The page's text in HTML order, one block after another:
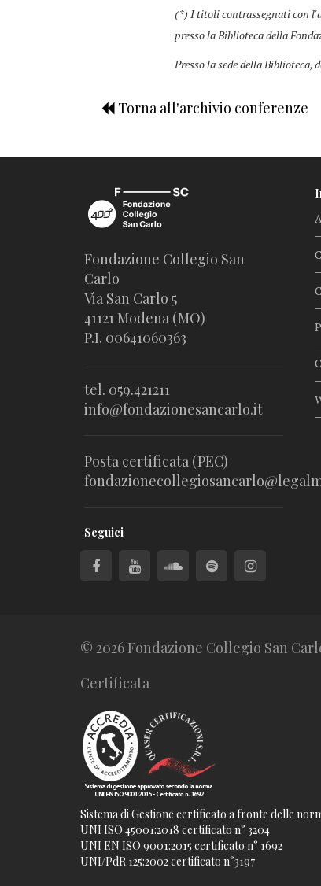
(*) I titoli contrassegnati con
presso la Biblioteca della
Presso la sede della
Torna all'archivio conferenze
Fondazione Collegio San
Carlo
Via San Carlo 5
41121 Modena (MO)
P.I. 00641060363
tel. 059.421211
info@fondazionesancarlo.it
Posta certificata (PEC)
Seguici
© 2026 Fondazione Collegio San
Certificata
Sistema di Gestione certificato a fronte delle
UNI ISO 45001:2018 certificato n° 3204
UNI EN ISO 9001:2015 certificato n° 1692
UNI/PdR 125:2002 certificato n°3197